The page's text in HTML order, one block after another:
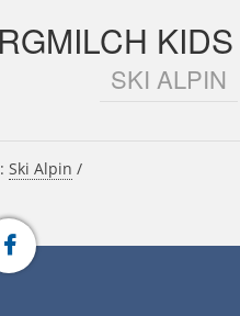
SKI ALPIN
Ski Alpin /